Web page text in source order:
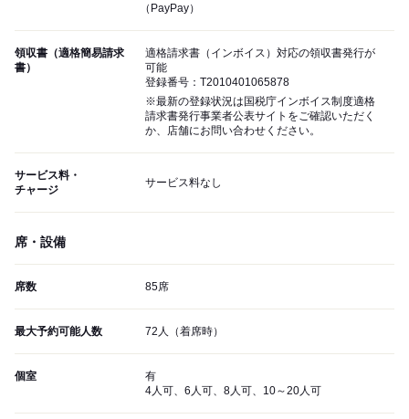
（PayPay）
領収書（適格簡易請求
書）
適格請求書（インボイス）対応の領収書発行が
可能
登録番号：T2010401065878
※最新の登録状況は国税庁インボイス制度適格
請求書発行事業者公表サイトをご確認いただく
か、店舗にお問い合わせください。
サービス料・
チャージ
サービス料なし
席・設備
席数 85席
最大予約可能人数 72人（着席時）
個室
有
4人可、6人可、8人可、10～20人可